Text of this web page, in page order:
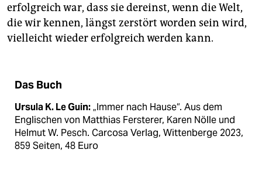
erfolgreich war, dass sie dereinst, wenn die Welt,
die wir kennen, längst zerstört worden sein wird,
vielleicht wieder erfolgreich werden kann.
Das Buch
Ursula K. Le Guin:„Immer nach Hause“. Aus dem
Englischen von Matthias Fersterer, Karen Nölle und
Helmut W. Pesch. Carcosa Verlag, Wittenberge 2023,
859 Seiten, 48 Euro